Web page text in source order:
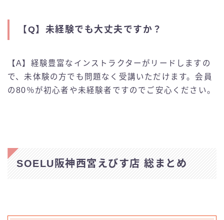
【Q】 未経験でも大丈夫ですか？
【A】経験豊富なインストラクターがリードしますの
で、未体験の方でも問題なく受講いただけます。会員
の80％が初心者や未経験者ですのでご安心ください。
SOELU阪神西宮えびす店 総まとめ